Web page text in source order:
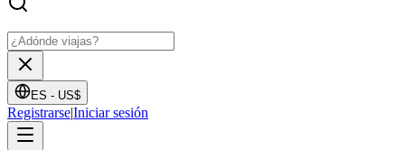
ES - US$
Registrarse|Iniciar sesión